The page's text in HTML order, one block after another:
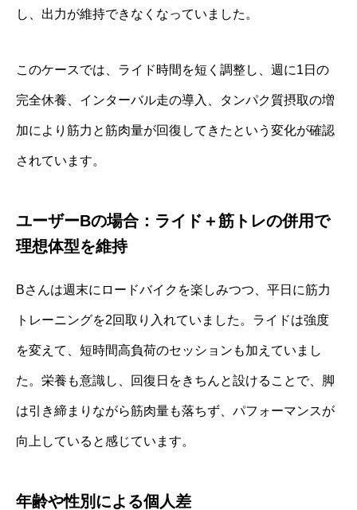
し、出力が維持できなくなっていました。
このケースでは、ライド時間を短く調整し、週に1日の
完全休養、インターバル走の導入、タンパク質摂取の増
加により筋力と筋肉量が回復してきたという変化が確認
されています。
ユーザーBの場合：ライド＋筋トレの併用で
理想体型を維持
Bさんは週末にロードバイクを楽しみつつ、平日に筋力
トレーニングを2回取り入れていました。ライドは強度
を変えて、短時間高負荷のセッションも加えていまし
た。栄養も意識し、回復日をきちんと設けることで、脚
は引き締まりながら筋肉量も落ちず、パフォーマンスが
向上していると感じています。
年齢や性別による個人差